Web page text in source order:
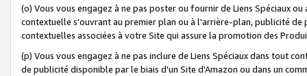
(o) Vous vous engagez à ne pas poster ou fournir de Liens Spéciaux
contextuelle s'ouvrant au premier plan ou à l'arrière-plan, publicité
contextuelles associées à votre Site qui assure la promotion des
(p) Vous vous engagez à ne pas inclure de Liens Spéciaux dans tout
de publicité disponible par le biais d'un Site d'Amazon ou dans un